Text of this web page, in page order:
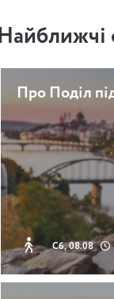
Найближчі
Про Поділ
Сб, 08.08